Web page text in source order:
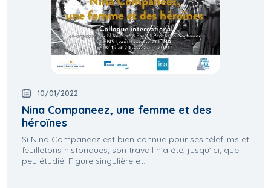
10/01/2022
Nina Companeez, une femme et des
héroïnes
Si Nina Companeez est bien connue pour ses téléfilms et
feuilletons historiques, son travail n’a été, jusqu’ici, que
peu étudié. Figure singulière et...